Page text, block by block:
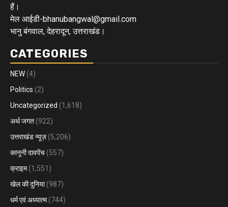
हैं।
मेल आईडी-bhanubangwal@gmail.com
भानु बंगवाल, देहरादून, उत्तराखंड।
CATEGORIES
NEW (4)
Politics (2)
Uncategorized (1,618)
अर्थ जगत (922)
उत्तराखंड न्यूज़ (5,206)
कानूनी दावपेंच (557)
क्राइम(1,551)
खेल की दुनिया(987)
धर्म एवं अध्यात्म(744)